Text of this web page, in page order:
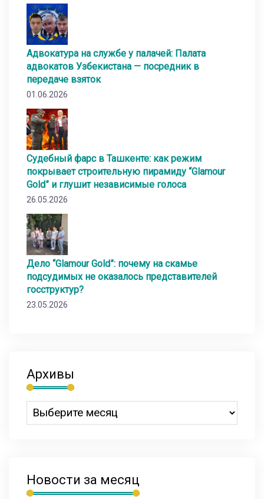
Адвокатура на службе у палачей: Палата
адвокатов Узбекистана — посредник в
передаче взяток
01.06.2026
Судебный фарс в Ташкенте: как режим
покрывает строительную пирамиду “Glamour
Gold” и глушит независимые голоса
26.05.2026
Дело “Glamour Gold”: почему на скамье
подсудимых не оказалось представителей
госструктур?
23.05.2026
Архивы
Новости за месяц